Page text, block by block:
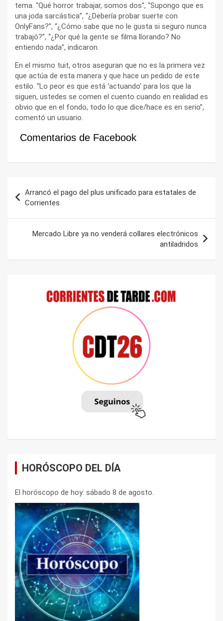
tema. “Qué horror trabajar, somos dos”, “Supongo que es
una joda sarcástica”, “¿Debería probar suerte con
OnlyFans?”, “¿Cómo sabe que no le gusta si seguro nunca
trabajó?”, “¿Por qué la gente se filma llorando? No
entiendo nada”, indicaron.
En el mismo tuit, otros aseguran que no es la primera vez
que actúa de esta manera y que hace un pedido de este
estilo. “Lo peor es que está ‘actuando’ para los que la
siguen, ustedes se comen el cuento cuando en realidad es
obvio que en el fondo, todo lo que dice/hace es en serio”,
comentó un usuario.
Comentarios de Facebook
de
entradas
Arrancó el pago del plus unificado para estatales de
Corrientes
Mercado Libre ya no venderá collares electrónicos
antiladridos
HORÓSCOPO DEL DÍA
El horóscopo de hoy: sábado 8 de agosto.